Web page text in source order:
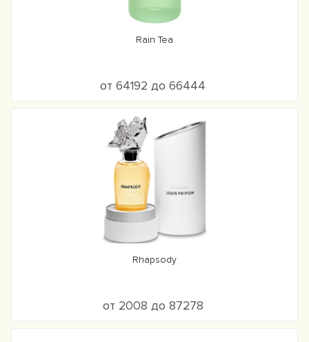
Rain Tea
от 64192 до 66444
Rhapsody
от 2008 до 87278